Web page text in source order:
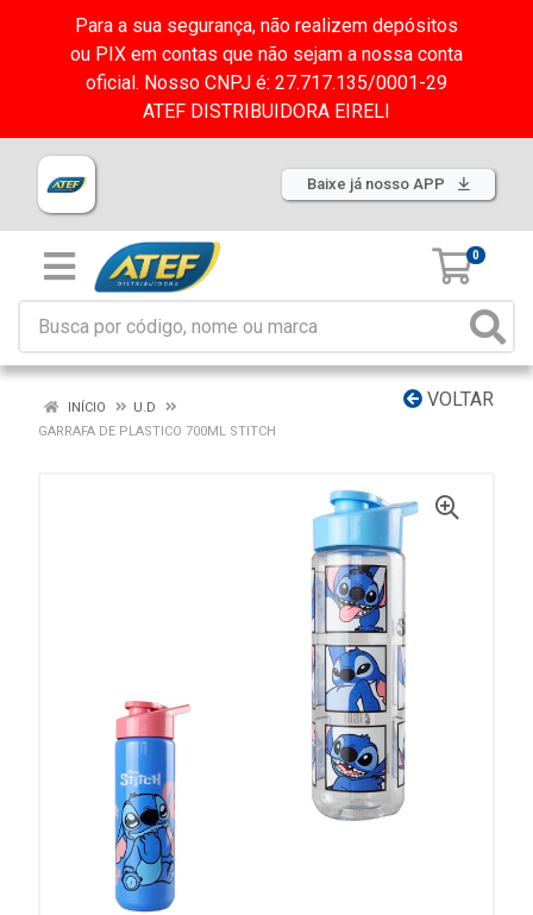
Para a sua segurança, não realizem depósitos
ou PIX em contas que não sejam a nossa conta
oficial. Nosso CNPJ é: 27.717.135/0001-29
ATEF DISTRIBUIDORA EIRELI
Baixe já nosso APP
0
VOLTAR
INÍCIO
U.D
GARRAFA DE PLASTICO 700ML STITCH